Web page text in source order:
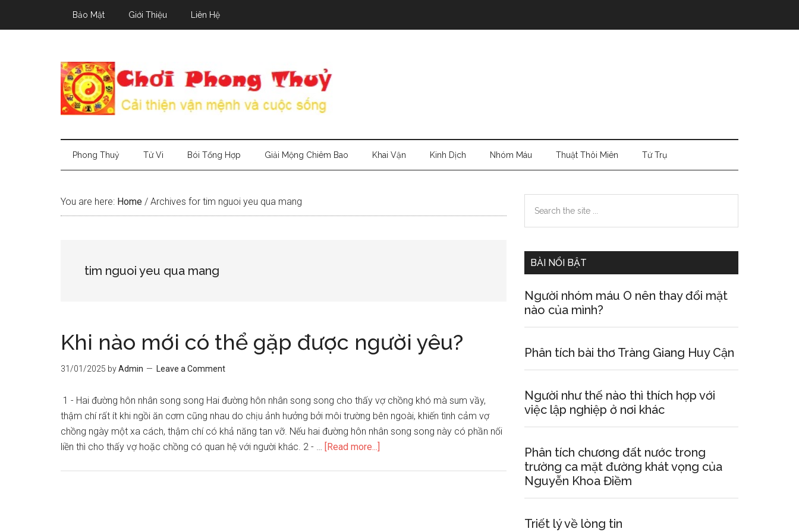
Bảo Mật Giới Thiệu Liên Hệ
Phong Thuỷ Tử Vi Bói Tổng Hợp Giải Mộng Chiêm Bao Khai Vận Kinh Dịch Nhóm Máu Thuật Thôi Miên Tứ Trụ
You are here: Home / Archives for tim nguoi yeu qua mang
tim nguoi yeu qua mang
Khi nào mới có thể gặp được người yêu?
31/01/2025 byAdmin Leave a Comment
1 - Hai đường hôn nhân song song Hai đường hôn nhân song song cho thấy vợ chồng khó mà sum vầy,
thậm chí rất ít khi ngồi ăn cơm cũng nhau do chịu ảnh hưởng bởi môi trường bên ngoài, khiến tình cảm vợ
chồng ngày một xa cách, thậm chí có khả năng tan vỡ. Nếu hai đường hôn nhân song song này có phần nối
liền thì cho thấy vợ hoặc chồng có quan hệ với người khác. 2 - … [Read more...]
Primary
Sidebar
the
BÀI NỔI BẬT
Người nhóm máu O nên thay đổi mặt
nào của mình?
Phân tích bài thơ Tràng Giang Huy Cận
Người như thế nào thì thích hợp với
việc lập nghiệp ở nơi khác
Phân tích chương đất nước trong
trường ca mặt đường khát vọng của
Nguyễn Khoa Điềm
Triết lý về lòng tin